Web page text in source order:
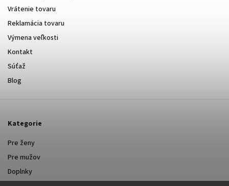
Vrátenie tovaru
Reklamácia tovaru
Výmena veľkosti
Kontakt
Súťaž
Blog
Kategorie
Pre ženy
Pre mužov
Doplnky